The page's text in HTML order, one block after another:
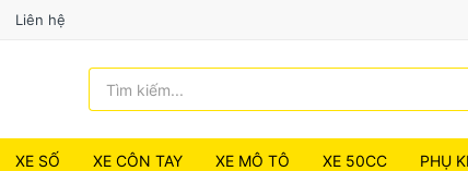
Liên hệ
XE SỐ XE CÔN TAY XE MÔ TÔ XE 50CC PHỤ